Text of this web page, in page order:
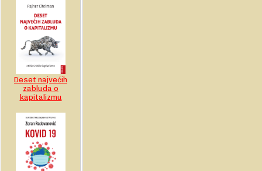
Deset najvećih
zabluda o
kapitalizmu